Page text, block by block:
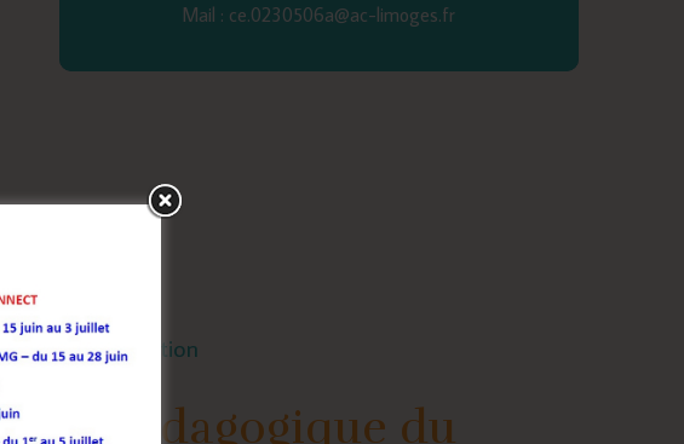
Mail : ce.0230506a@ac-limoges.fr
de la formation
pédagogique du